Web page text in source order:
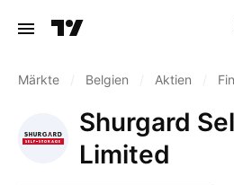
Märkte Belgien Aktien
Shurgard
Limited